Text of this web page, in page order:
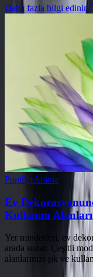
Daha fazla bilgi edinin
PopülerArama
Ev
Kullanım
Yer minderleri, ev
arada sunar. Çeşitli
alanlarınızı şık ve